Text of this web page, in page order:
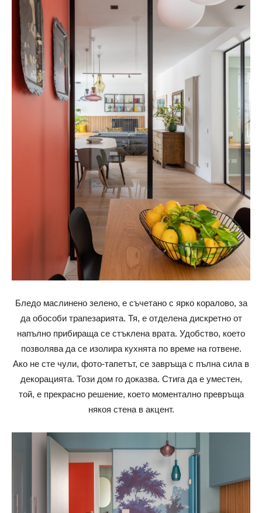
Бледо маслинено зелено, е съчетано с ярко коралово, за
да обособи трапезарията. Тя, е отделена дискретно от
напълно прибираща се стъклена врата. Удобство, което
позволява да се изолира кухнята по време на готвене.
Ако не сте чули, фото-тапетът, се завръща с пълна сила в
декорацията. Този дом го доказва. Стига да е уместен,
той, е прекрасно решение, което моментално превръща
някоя стена в акцент.